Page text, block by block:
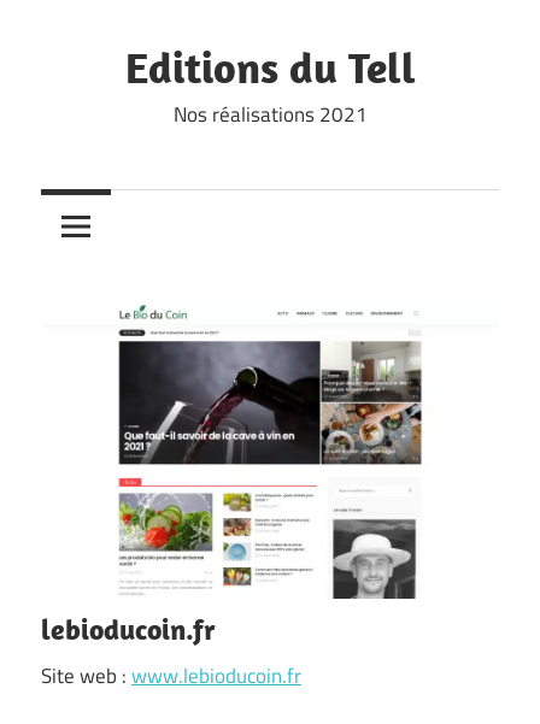
Editions du Tell
Nos réalisations 2021
lebioducoin.fr
Site web :www.lebioducoin.fr